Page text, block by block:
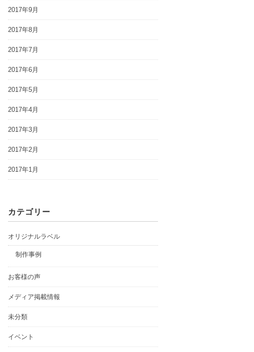
2017年9月
2017年8月
2017年7月
2017年6月
2017年5月
2017年4月
2017年3月
2017年2月
2017年1月
カテゴリー
オリジナルラベル
制作事例
お客様の声
メディア掲載情報
未分類
イベント